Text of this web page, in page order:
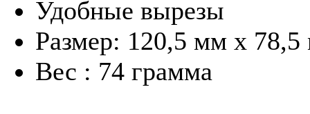
Удобные вырезы
Размер: 120,5 мм x
Вес : 74 грамма